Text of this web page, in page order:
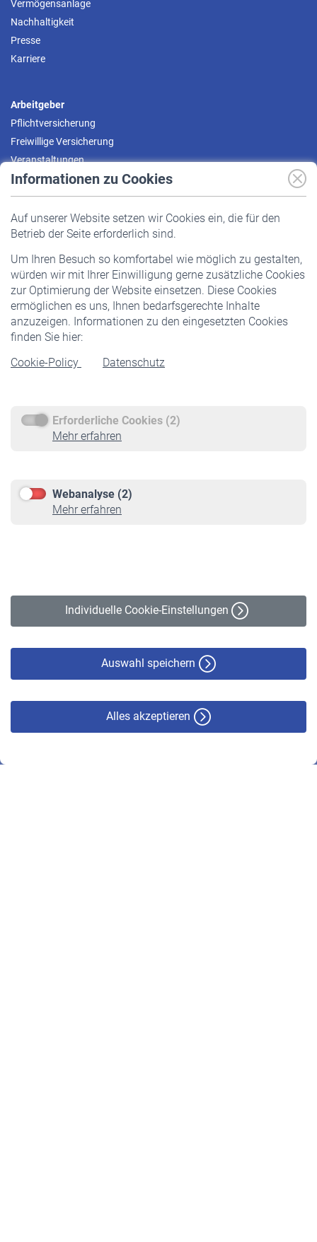
Informationen zu Cookies
Auf unserer Website setzen wir Cookies ein, die für den
Betrieb der Seite erforderlich sind.
Um Ihren Besuch so komfortabel wie möglich zu gestalten,
würden wir mit Ihrer Einwilligung gerne zusätzliche Cookies
zur Optimierung der Website einsetzen. Diese Cookies
ermöglichen es uns, Ihnen bedarfsgerechte Inhalte
anzuzeigen. Informationen zu den eingesetzten Cookies
finden Sie hier:
Cookie-Policy
Datenschutz
Erforderliche Cookies (2)
Mehr erfahren
Webanalyse (2)
Mehr erfahren
Individuelle Cookie-Einstellungen
Auswahl speichern
Alles akzeptieren
Vermögensanlage
Nachhaltigkeit
Presse
Karriere
Arbeitgeber
Pflichtversicherung
Freiwillige Versicherung
Veranstaltungen
Pflichtversicherung
Staatliche Förderung
Veranstaltungen
Rentner
Rentenbeginn
Rente beantragen
Service
Informationen
Online-Rechner
VBLnewsletter
Erklärung zur Barrierefreiheit
© VBL 2026